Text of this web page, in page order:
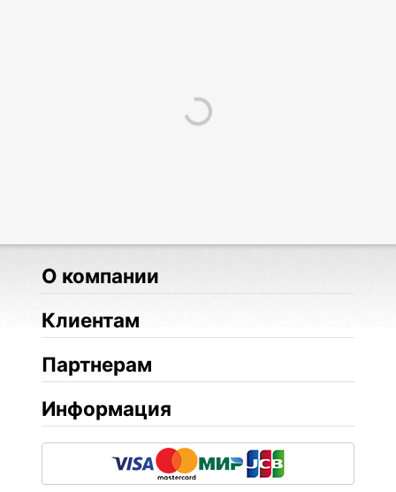
О компании
Клиентам
Партнерам
Информация